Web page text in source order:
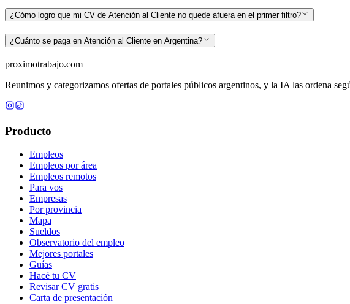
¿Cómo logro que mi CV de Atención al Cliente no quede afuera en el primer filtro?
¿Cuánto se paga en Atención al Cliente en Argentina?
proximotrabajo.com
Reunimos y categorizamos ofertas de portales públicos argentinos, y la IA las ordena
Producto
Empleos
Empleos por área
Empleos remotos
Para vos
Empresas
Por provincia
Mapa
Sueldos
Observatorio del empleo
Mejores portales
Guías
Hacé tu CV
Revisar CV gratis
Carta de presentación